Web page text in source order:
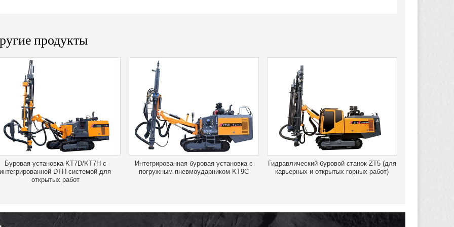
продукты
Буровая установка KT7D/KT7H с
интегрированной DTH-системой для
открытых работ
Интегрированная буровая установка с
погружным пневмоударником KT9C
Гидравлический буровой станок ZT5 (для
карьерных и открытых горных работ)